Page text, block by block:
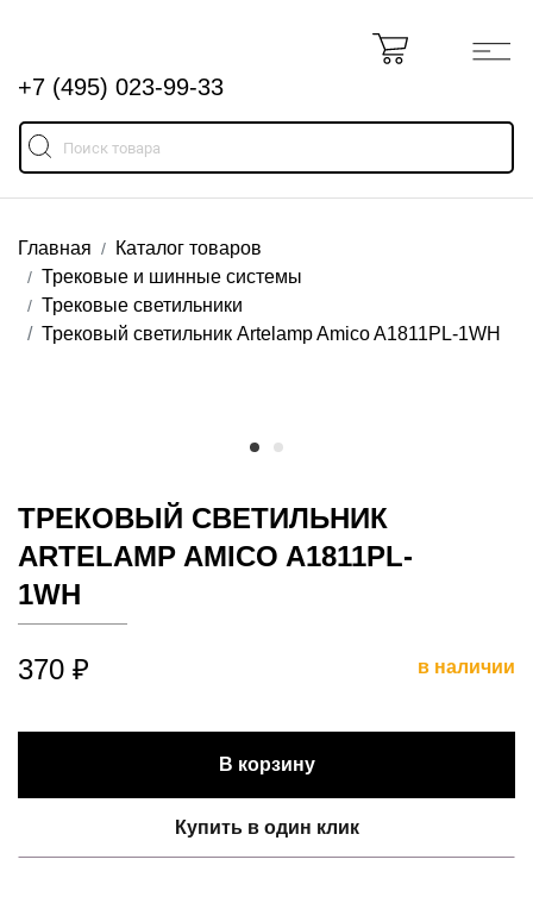
+7 (495) 023-99-33
Главная
Каталог товаров
Трековые и шинные системы
Трековые светильники
Трековый светильник Artelamp Amico A1811PL-1WH
ТРЕКОВЫЙ СВЕТИЛЬНИК
ARTELAMP AMICO A1811PL-
1WH
370 ₽ в наличии
В корзину
Купить в один клик